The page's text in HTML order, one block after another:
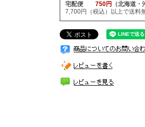
宅配便 750円 （北海道
7,700円（税込）以上で送料